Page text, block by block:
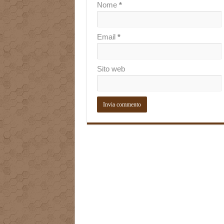
Nome *
Email *
Sito web